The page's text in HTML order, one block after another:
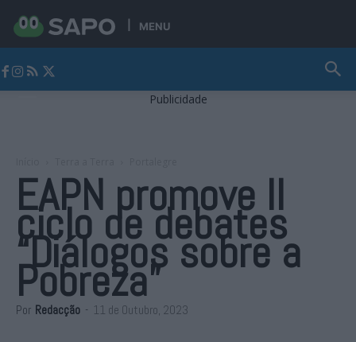
MENU
Publicidade
EAPN promove II
ciclo de debates
“Diálogos sobre a
Pobreza”
Por Redacção - 11 de Outubro, 2023